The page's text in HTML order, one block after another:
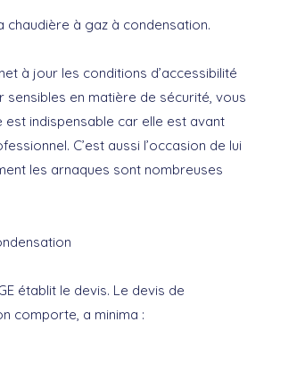
chaudière à gaz à condensation.
à jour les conditions d’accessibilité
sensibles en matière de sécurité, vous
indispensable car elle est avant
C’est aussi l’occasion de lui
les arnaques sont nombreuses
établit le devis. Le devis de
comporte, a minima :